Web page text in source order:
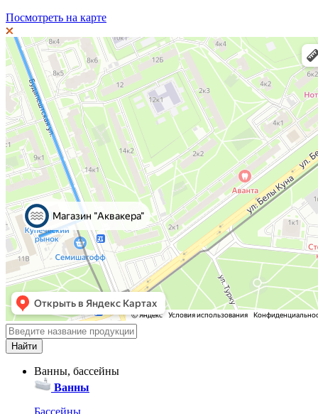
Посмотреть на карте
Ванны, бассейны
Ванны
Бассейны